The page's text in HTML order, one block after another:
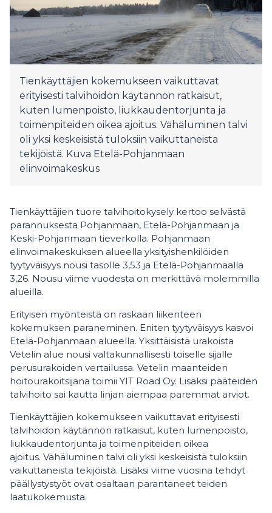
Tienkäyttäjien kokemukseen vaikuttavat
erityisesti talvihoidon käytännön ratkaisut,
kuten lumenpoisto, liukkaudentorjunta ja
toimenpiteiden oikea ajoitus. Vähäluminen talvi
oli yksi keskeisistä tuloksiin vaikuttaneista
tekijöistä. Kuva Etelä-Pohjanmaan
elinvoimakeskus
Tienkäyttäjien tuore talvihoitokysely kertoo selvästä
parannuksesta Pohjanmaan, Etelä-Pohjanmaan ja
Keski-Pohjanmaan tieverkolla. Pohjanmaan
elinvoimakeskuksen alueella yksityishenkilöiden
tyytyväisyys nousi tasolle 3,53 ja Etelä-Pohjanmaalla
3,26. Nousu viime vuodesta on merkittävä molemmilla
alueilla.
Erityisen myönteistä on raskaan liikenteen
kokemuksen paraneminen. Eniten tyytyväisyys kasvoi
Etelä-Pohjanmaan alueella. Yksittäisistä urakoista
Vetelin alue nousi valtakunnallisesti toiselle sijalle
perusurakoiden vertailussa. Vetelin maanteiden
hoitourakoitsijana toimii YIT Road Oy. Lisäksi pääteiden
talvihoito sai kautta linjan aiempaa paremmat arviot.
Tienkäyttäjien kokemukseen vaikuttavat erityisesti
talvihoidon käytännön ratkaisut, kuten lumenpoisto,
liukkaudentorjunta ja toimenpiteiden oikea
ajoitus. Vähäluminen talvi oli yksi keskeisistä tuloksiin
vaikuttaneista tekijöistä. Lisäksi viime vuosina tehdyt
päällystystyöt ovat osaltaan parantaneet teiden
laatukokemusta.